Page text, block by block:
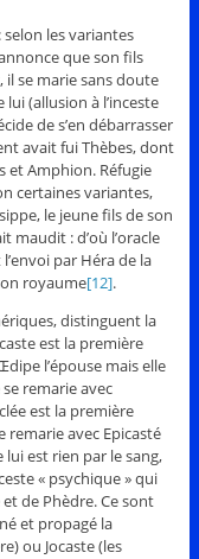
selon les variantes
que son fils
il se marie sans doute
(allusion à l’inceste
de s’en débarrasser
avait fui Thèbes, dont
et Amphion. Réfugie
certaines variantes,
le jeune fils de son
maudit : d’où l’oracle
par Héra de la
royaume[12].
distinguent la
est la première
l’épouse mais elle
remarie avec
est la première
remarie avec Epicasté
lui est rien par le sang,
« psychique » qui
de Phèdre. Ce sont
et propagé la
ou Jocaste (les